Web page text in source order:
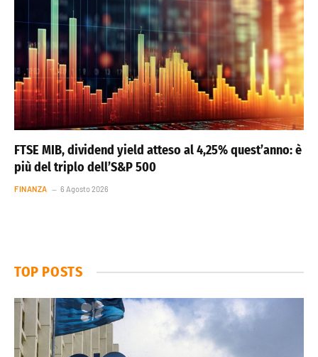
FTSE MIB, dividend yield atteso al 4,25% quest’anno: è
più del triplo dell’S&P 500
FINANZA 6 Agosto 2026
TOP POSTS